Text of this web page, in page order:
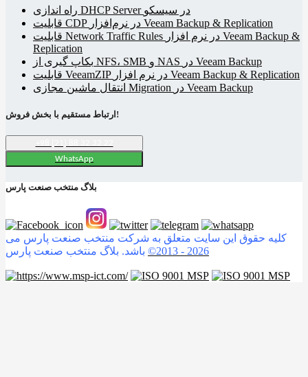
راه اندازی DHCP Server در سیسکو
قابلیت CDP در نرم‌افزار Veeam Backup & Replication
قابلیت Network Traffic Rules در نرم افزار Veeam Backup &
Replication
بکاپ گیری از NFS، SMB و NAS در Veeam Backup
قابلیت VeeamZIP در نرم افزار Veeam Backup & Replication
انتقال ماشین مجازی Migration در Veeam Backup
ارتباط مستقیم با بخش فروش!
WhatsApp
بلاگ منتخب صنعت پارس
کلیه حقوق این سایت متعلق به شرکت منتخب صنعت پارس می
©2013 - 2026